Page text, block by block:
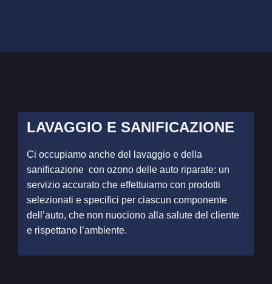
LAVAGGIO E SANIFICAZIONE
Ci occupiamo anche del lavaggio e della
sanificazione con ozono delle auto riparate: un
servizio accurato che effettuiamo con prodotti
selezionati e specifici per ciascun componente
dell’auto, che non nuociono alla salute del cliente
e rispettano l’ambiente.